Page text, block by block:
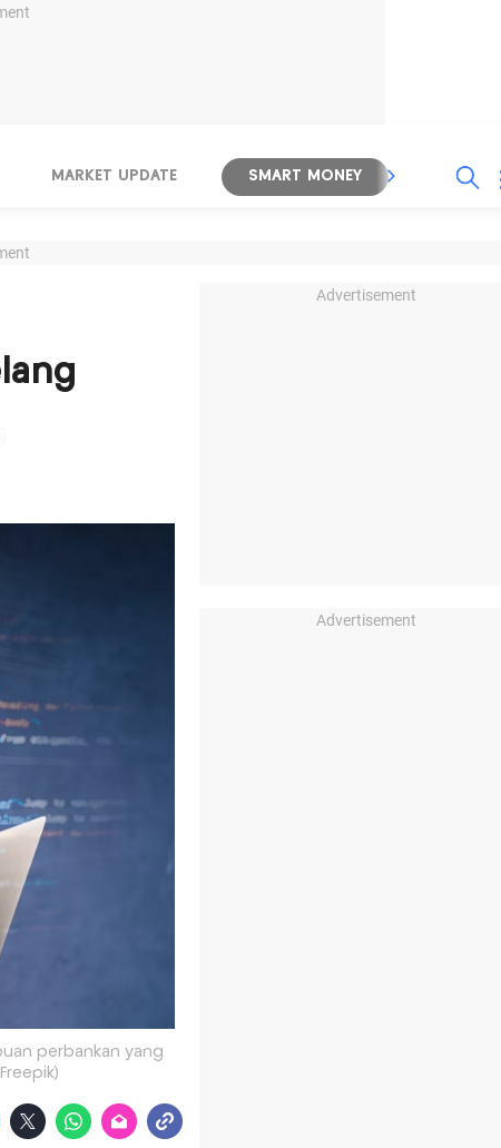
MARKET UPDATE SMART MONEY
perbankan yang
Advertisement
Advertisement